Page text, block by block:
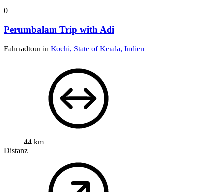
0
Perumbalam Trip with Adi
Fahrradtour in Kochi, State of Kerala, Indien
44 km
Distanz